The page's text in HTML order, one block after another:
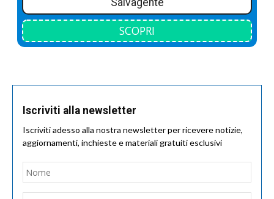
Salvagente
SCOPRI
Iscriviti alla newsletter
Iscriviti adesso alla nostra newsletter per ricevere notizie,
aggiornamenti, inchieste e materiali gratuiti esclusivi
Nome